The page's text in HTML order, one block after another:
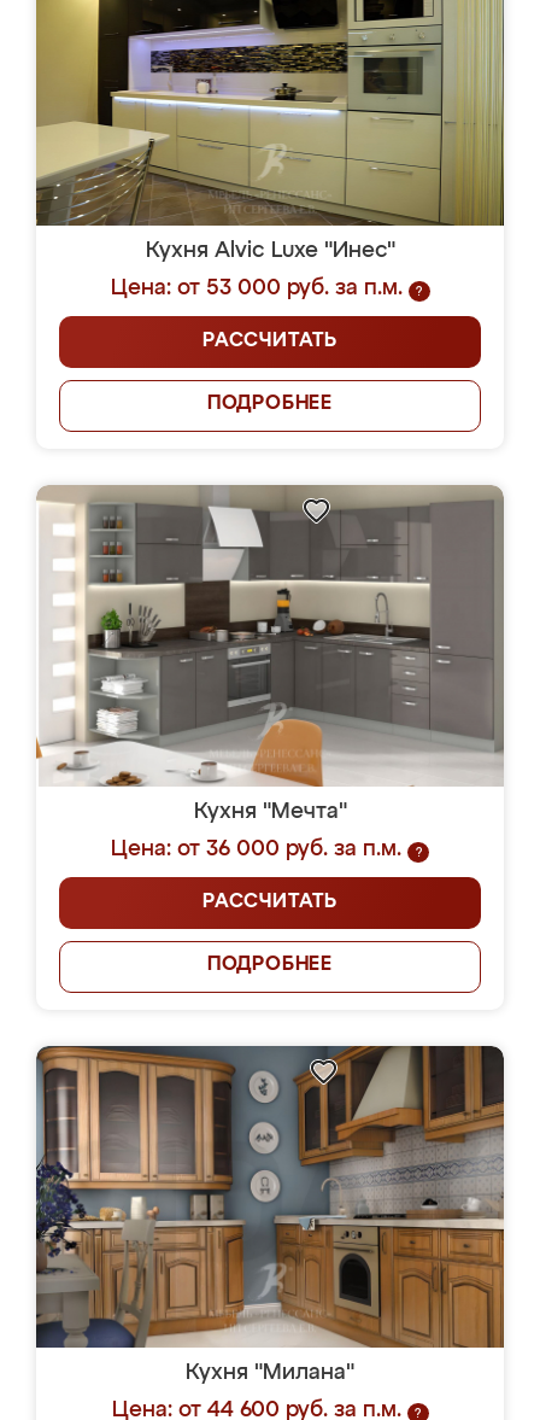
Кухня Alvic Luxe "Инес"
Цена: от 53 000 руб. за п.м.
?
РАССЧИТАТЬ
ПОДРОБНЕЕ
Кухня "Мечта"
Цена: от 36 000 руб. за п.м.
?
РАССЧИТАТЬ
ПОДРОБНЕЕ
Кухня "Милана"
Цена: от 44 600 руб. за п.м.
?